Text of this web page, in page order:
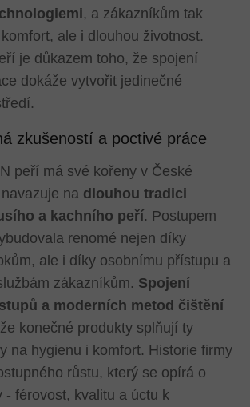
, a zákazníkům tak
ale i dlouhou životnost.
je důkazem toho, že spojení
dokáže vytvořit jedinečné
zkušeností a poctivé práce
peří má své kořeny v České
na dlouhou tradici
a kachního peří. Postupem
renomé nejen díky
ale i díky osobnímu přístupu a
zákazníkům. Spojení
a moderních metod čištění
konečné produkty splňují ty
na hygienu i komfort. Historie firmy
růstu, který se opírá o
- férovost, kvalitu a úctu k